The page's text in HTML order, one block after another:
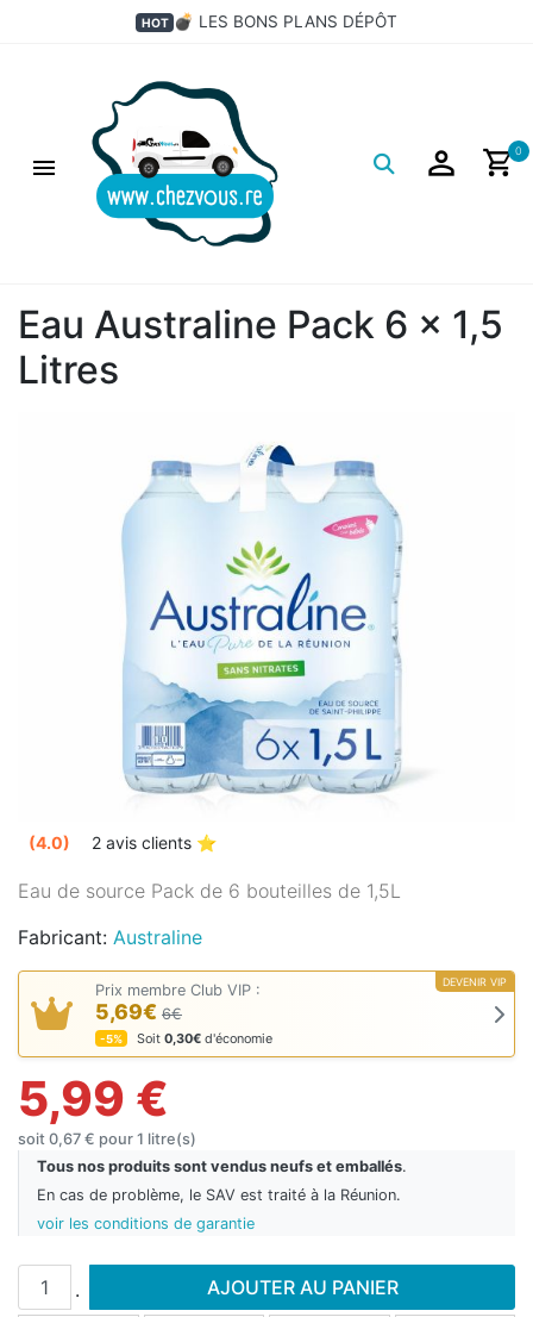
HOT 💣 LES BONS PLANS DÉPÔT
0
Eau Australine Pack 6 x 1,5
Litres
2 avis clients ⭐️
(4.0)
Eau de source Pack de 6 bouteilles de 1,5L
Fabricant: Australine
DEVENIR VIP
Prix membre Club VIP :
5,69€ 6€
-5% Soit 0,30€d'économie
5,99 €
soit 0,67 € pour 1 litre(s)
Tous nos produits sont vendus neufs et emballés.
En cas de problème, le SAV est traité à la Réunion.
voir les conditions de garantie
Ajouter au panier
. AJOUTER AU PANIER